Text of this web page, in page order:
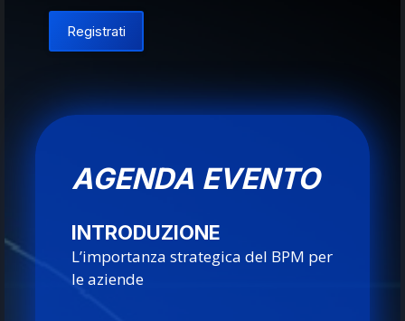
Registrati
AGENDA EVENTO
INTRODUZIONE
L’importanza strategica del BPM per
le aziende